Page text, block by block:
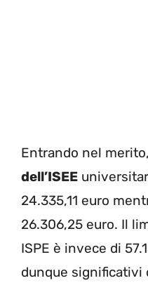
Entrando nel
dell’ISEE
24.335,11 euro
26.306,25 euro. Il
ISPE è invece di
dunque significativi